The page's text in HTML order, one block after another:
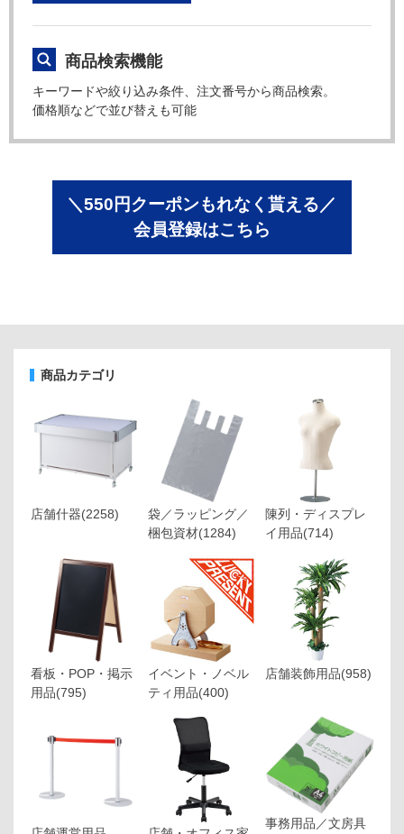
商品検索機能
キーワードや絞り込み条件、注文番号から商品検索。
価格順などで並び替えも可能
＼550円クーポンもれなく貰える／
会員登録はこちら
商品カテゴリ
店舗什器(2258)
袋／ラッピング／
梱包資材(1284)
陳列・ディスプレ
イ用品(714)
看板・POP・掲示
用品(795)
イベント・ノベル
ティ用品(400)
店舗装飾用品(958)
事務用品／文房具